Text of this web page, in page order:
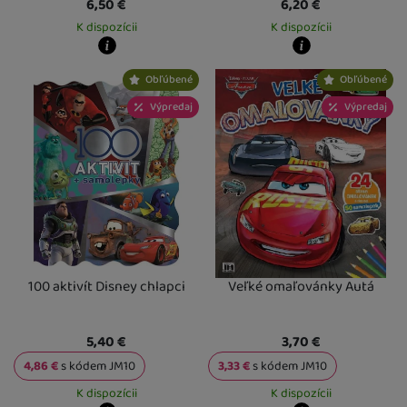
6,50€
K dispozícii
Kdy zboží dostanete?
Osobný odber vo výdajnom mieste
13. 8.
U Vás doma14. 8.
6,20€
K dispozícii
Kdy zboží dostanete?
Osobný odber vo výdajnom mieste
U Vás doma14. 8.
Obľúbené
Výpredaj
100 aktivít Disney chlapci
5,40€
4,86€s kódemJM10
K dispozícii
Obľúbené
Výpredaj
Veľké omaľovánky Autá
3,70€
3,33€s kódemJM10
K dispozícii